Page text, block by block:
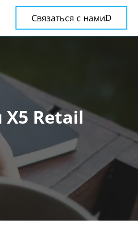
Связаться с нами
Retail